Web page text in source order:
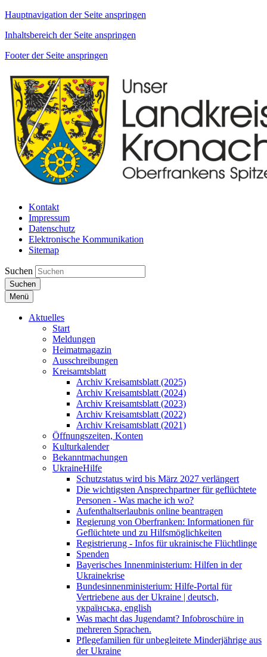
Hauptnavigation der Seite anspringen
Inhaltsbereich der Seite anspringen
Footer der Seite anspringen
Kontakt
Impressum
Datenschutz
Elektronische Kommunikation
Sitemap
Suchen
Suchen
Menü
Aktuelles
Start
Meldungen
Heimatmagazin
Ausschreibungen
Kreisamtsblatt
Archiv Kreisamtsblatt (2025)
Archiv Kreisamtsblatt (2024)
Archiv Kreisamtsblatt (2023)
Archiv Kreisamtsblatt (2022)
Archiv Kreisamtsblatt (2021)
Öffnungszeiten, Konten
Kulturkalender
Bekanntmachungen
UkraineHilfe
Schutzstatus wird bis März 2027 verlängert
Die wichtigsten Ansprechpartner für geflüchtete
Personen - Was mache ich wo?
Aufenthaltserlaubnis online beantragen
Regierung von Oberfranken: Informationen für
Geflüchtete und zu Hilfsmöglichkeiten
Registrierung - Infos für ukrainische Flüchtlinge
Spenden
Bayerisches Innenministerium: Hilfen in der
Ukrainekrise
Bundesinnenministerium: Hilfe-Portal für
Vertriebene aus der Ukraine | deutsch,
українська, english
Was macht das Jugendamt? Infobroschüre in
mehreren Sprachen.
Pflegefamilien für unbegleitete Minderjährige aus
der Ukraine